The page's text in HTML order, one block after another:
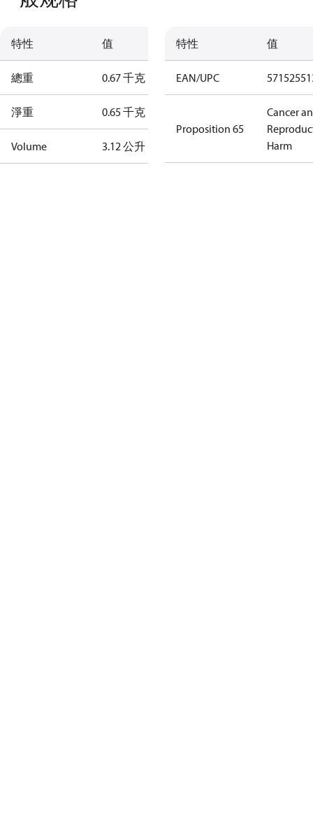
特性 值
總重 0.67 千克
淨重 0.65 千克
Volume 3.12 公升
特性 值
EAN/UPC
Proposition 65
Cancer
Harm